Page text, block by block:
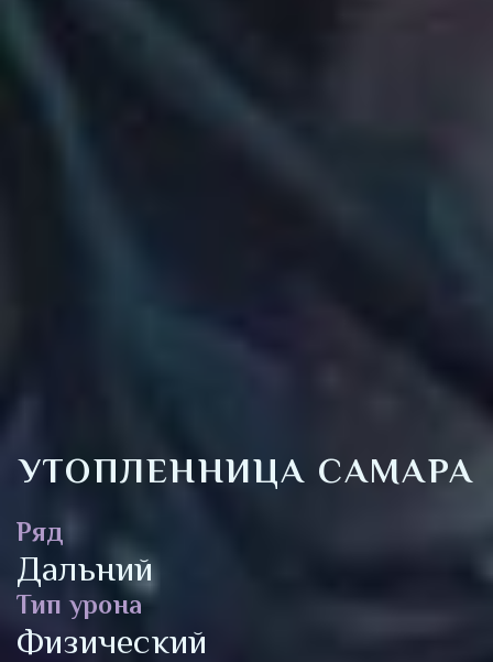
УТОПЛЕННИЦА САМАРА
Ряд
Дальний
Тип урона
Физический